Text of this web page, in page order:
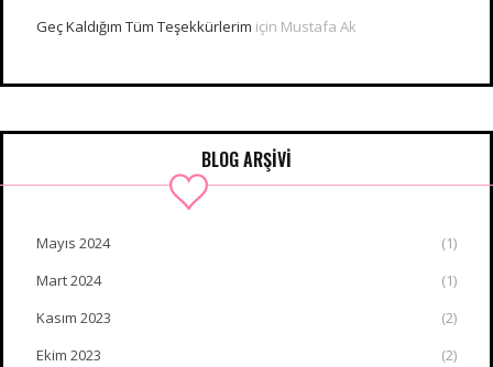
Geç Kaldığım Tüm Teşekkürlerim için Mustafa Ak
BLOG ARŞİVİ
Mayıs 2024
(1)
Mart 2024
(1)
Kasım 2023
(2)
Ekim 2023
(2)